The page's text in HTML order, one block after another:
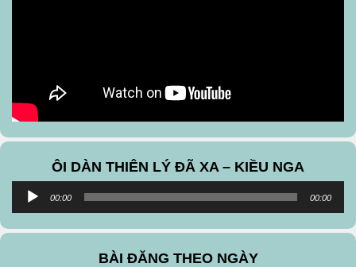
ÔI DÀN THIÊN LÝ ĐÃ XA – KIỀU NGA
Audio
00:00 00:00
BÀI ĐĂNG THEO NGÀY